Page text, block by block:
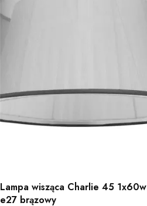
Lampa wisząca Charlie 45 1x60w
e27 brązowy